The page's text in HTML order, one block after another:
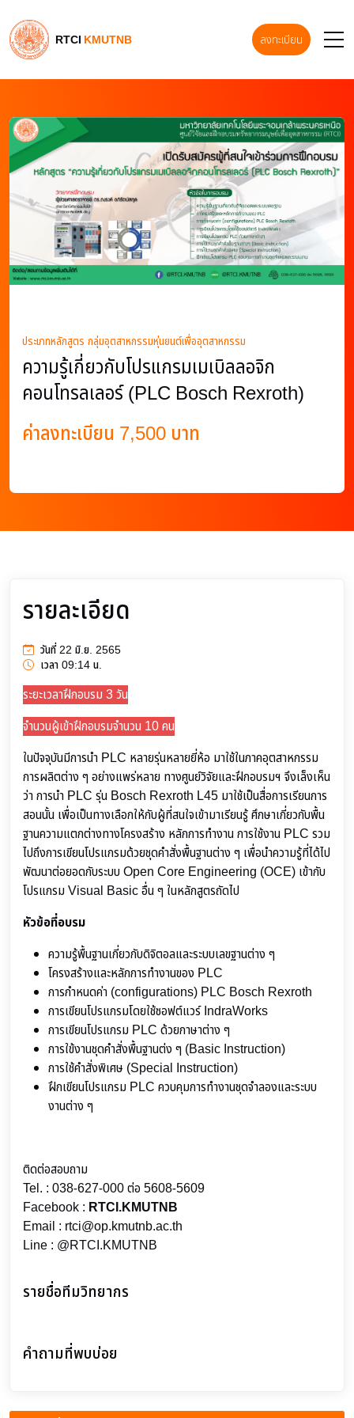
RTCI KMUTNB ลงทะเบียน
ประเภทหลักสูตร กลุ่มอุตสาหกรรมหุ่นยนต์เพื่ออุตสาหกรรม
ความรู้เกี่ยวกับโปรแกรมเมเบิลลอจิก
คอนโทรลเลอร์ (PLC Bosch Rexroth)
ค่าลงทะเบียน 7,500 บาท
รายละเอียด
วันที่ 22 มิ.ย. 2565
เวลา 09:14 น.
ระยะเวลาฝึกอบรม 3 วัน
จำนวนผู้เข้าฝึกอบรมจำนวน 10 คน
ในปัจจุบันมีการนำ PLC หลายรุ่นหลายยี่ห้อ มาใช้ในภาคอุตสาหกรรม
การผลิตต่าง ๆ อย่างแพร่หลาย ทางศูนย์วิจัยและฝึกอบรมฯ จึงเล็งเห็น
ว่า การนำ PLC รุ่น Bosch Rexroth L45 มาใช้เป็นสื่อการเรียนการ
สอนนั้น เพื่อเป็นทางเลือกให้กับผู้ที่สนใจเข้ามาเรียนรู้ ศึกษาเกี่ยวกับพื้น
ฐานความแตกต่างทางโครงสร้าง หลักการทำงาน การใช้งาน PLC รวม
ไปถึงการเขียนโปรแกรมด้วยชุดคำสั่งพื้นฐานต่าง ๆ เพื่อนำความรู้ที่ได้ไป
พัฒนาต่อยอดกับระบบ Open Core Engineering (OCE) เข้ากับ
โปรแกรม Visual Basic อื่น ๆ ในหลักสูตรถัดไป
หัวข้อที่อบรม
ความรู้พื้นฐานเกี่ยวกับดิจิตอลและระบบเลขฐานต่าง ๆ
โครงสร้างและหลักการทำงานของ PLC
การกำหนดค่า (configurations) PLC Bosch Rexroth
การเขียนโปรแกรมโดยใช้ซอฟต์แวร์ IndraWorks
การเขียนโปรแกรม PLC ด้วยกาษาต่าง ๆ
การใข้งานชุดคำสั่งพื้นฐานต่ง ๆ (Basic Instruction)
การใช้คำสั่งพิเศษ (Special Instruction)
ฝึกเขียนโปรแกรม PLC ควบคุมการทำงานชุดจำลองและระบบ
งานต่าง ๆ
ติดต่อสอบถาม
Tel. : 038-627-000 ต่อ 5608-5609
Facebook : RTCI.KMUTNB
Email : rtci@op.kmutnb.ac.th
Line : @RTCI.KMUTNB
รายชื่อทีมวิทยากร
คำถามที่พบบ่อย